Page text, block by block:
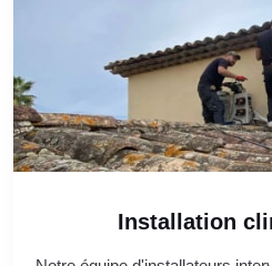
Installation